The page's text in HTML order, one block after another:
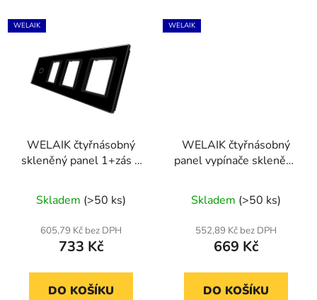
WELAIK
WELAIK čtyřnásobný
skleněný panel 1+zás +
Skladem (>50 ks)
605,79 Kč bez DPH
733 Kč
DO KOŠÍKU
WELAIK
WELAIK čtyřnásobný
panel vypínače skleněný
Skladem (>50 ks)
552,89 Kč bez DPH
669 Kč
DO KOŠÍKU